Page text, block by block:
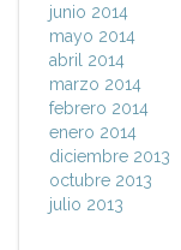
junio 2014
mayo 2014
abril 2014
marzo 2014
febrero 2014
enero 2014
diciembre 2013
octubre 2013
julio 2013